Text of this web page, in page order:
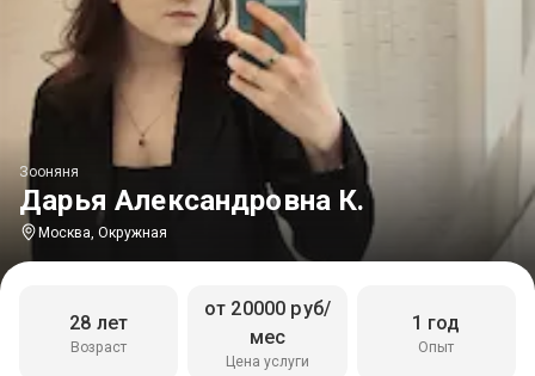
Дарья Александровна К.
Зооняня
Москва, Окружная
Возраст
28 лет
Цена услуги
от 20000 руб/
мес
Опыт
1 год